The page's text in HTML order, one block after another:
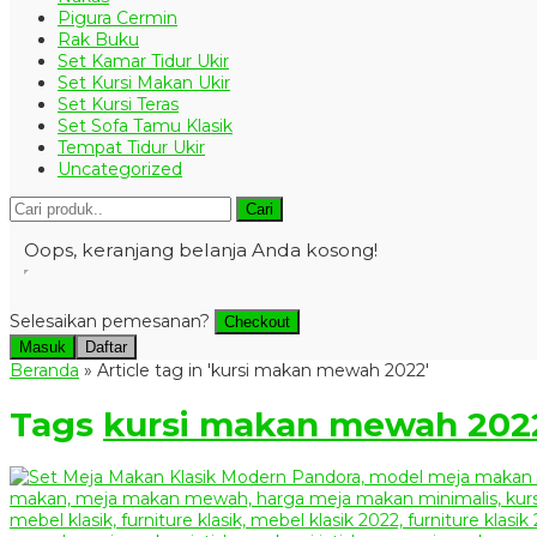
Pigura Cermin
Rak Buku
Set Kamar Tidur Ukir
Set Kursi Makan Ukir
Set Kursi Teras
Set Sofa Tamu Klasik
Tempat Tidur Ukir
Uncategorized
Cari
Oops, keranjang belanja Anda kosong!
Selesaikan pemesanan?
Checkout
Masuk
Daftar
Beranda » Article tag in 'kursi makan mewah 2022'
Tags kursi makan mewah